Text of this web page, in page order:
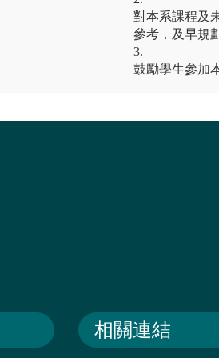
對本系課程及
參考，及早規
3.
鼓勵學生參加
相關連結